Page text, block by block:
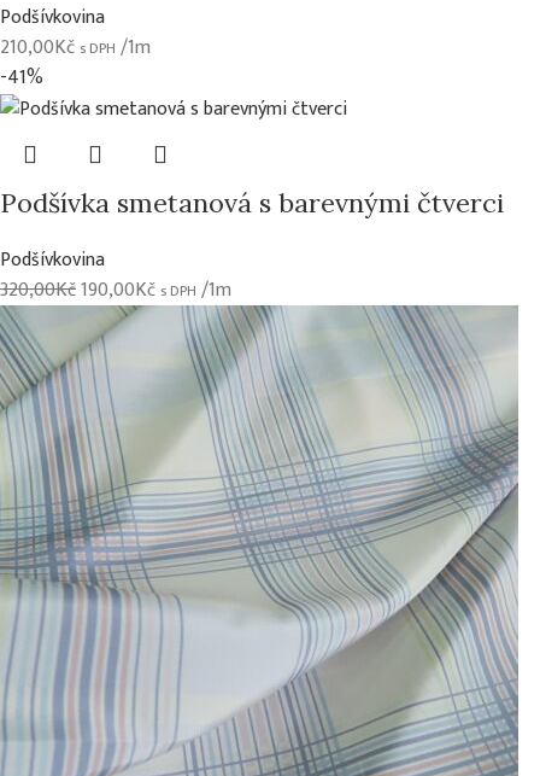
Podšívkovina
210,00Kč s DPH /1m
-41%
Podšívka smetanová s barevnými čtverci
Podšívkovina
320,00Kč190,00Kč s DPH /1m